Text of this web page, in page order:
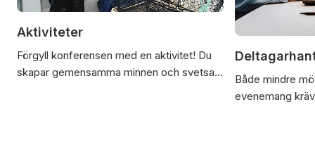
Aktiviteter
Förgyll konferensen med en aktivitet! Du
skapar gemensamma minnen och svetsar
Både mindre
evenemang